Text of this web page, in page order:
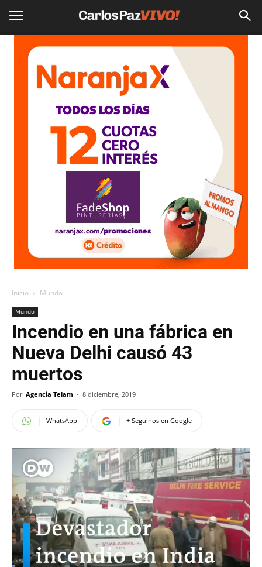
Inicio Mundo
Mundo
Incendio en una fábrica en
Nueva Delhi causó 43
muertos
Por Agencia Telam - 8 diciembre, 2019
WhatsApp + Seguinos en Google